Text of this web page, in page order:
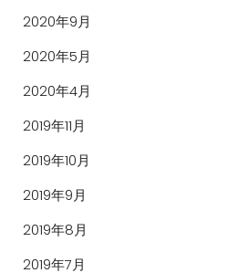
2020年9月
2020年5月
2020年4月
2019年11月
2019年10月
2019年9月
2019年8月
2019年7月